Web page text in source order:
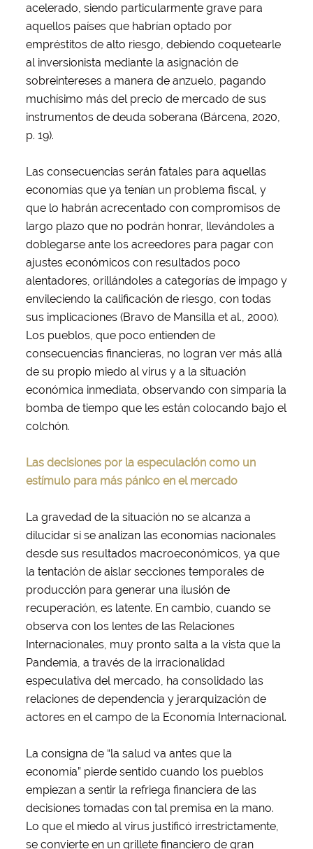
acelerado, siendo particularmente grave para
aquellos países que habrían optado por
empréstitos de alto riesgo, debiendo coquetearle
al inversionista mediante la asignación de
sobreintereses a manera de anzuelo, pagando
muchísimo más del precio de mercado de sus
instrumentos de deuda soberana (Bárcena, 2020,
p. 19).
Las consecuencias serán fatales para aquellas
economías que ya tenían un problema fiscal, y
que lo habrán acrecentado con compromisos de
largo plazo que no podrán honrar, llevándoles a
doblegarse ante los acreedores para pagar con
ajustes económicos con resultados poco
alentadores, orillándoles a categorías de impago y
envileciendo la calificación de riesgo, con todas
sus implicaciones (Bravo de Mansilla et al., 2000).
Los pueblos, que poco entienden de
consecuencias financieras, no logran ver más allá
de su propio miedo al virus y a la situación
económica inmediata, observando con simparía la
bomba de tiempo que les están colocando bajo el
colchón.
Las decisiones por la especulación como un
estímulo para más pánico en el mercado
La gravedad de la situación no se alcanza a
dilucidar si se analizan las economías nacionales
desde sus resultados macroeconómicos, ya que
la tentación de aislar secciones temporales de
producción para generar una ilusión de
recuperación, es latente. En cambio, cuando se
observa con los lentes de las Relaciones
Internacionales, muy pronto salta a la vista que la
Pandemia, a través de la irracionalidad
especulativa del mercado, ha consolidado las
relaciones de dependencia y jerarquización de
actores en el campo de la Economía Internacional.
La consigna de “la salud va antes que la
economía” pierde sentido cuando los pueblos
empiezan a sentir la refriega financiera de las
decisiones tomadas con tal premisa en la mano.
Lo que el miedo al virus justificó irrestrictamente,
se convierte en un grillete financiero de gran